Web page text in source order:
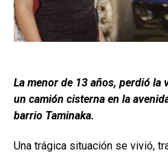
La menor de 13 años, perdió la
un camión cisterna en la
barrio Taminaka.
Una trágica situación se vivió,